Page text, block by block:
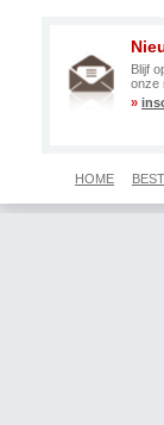
Blijf
onze
»
HOME